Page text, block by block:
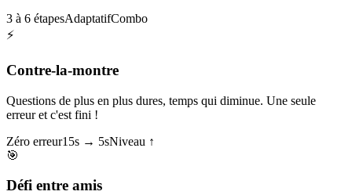
3 à 6 étapesAdaptatifCombo
⚡
Contre-la-montre
Questions de plus en plus dures, temps qui diminue. Une seule
erreur et c'est fini !
Zéro erreur15s → 5sNiveau ↑
🎯
Défi entre amis